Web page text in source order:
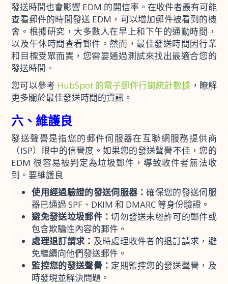
發送時間也會影響 EDM 的開信率。在收件者最有可能
查看郵件的時間發送 EDM，可以增加郵件被看到的機
會。根據研究，大多數人在早上和下午的通勤時間，
以及午休時間查看郵件。然而，最佳發送時間因行業
和目標受眾而異，您需要通過測試來找出最適合您的
發送時間。
您可以參考 HubSpot 的電子郵件行銷統計數據 ，瞭解
更多關於最佳發送時間的資訊。
六、維護良
發送聲譽是指您的郵件伺服器在互聯網服務提供商
（ISP）眼中的信譽度。如果您的發送聲譽不佳，您的
EDM 很容易被判定為垃圾郵件，導致收件者無法收
到。要維護良
使用經過驗證的發送伺服器：確保您的發送伺服
器已通過 SPF、DKIM 和 DMARC 等身份驗證。
避免發送垃圾郵件：切勿發送未經許可的郵件或
包含欺騙性內容的郵件。
處理退訂請求： 及時處理收件者的退訂請求，避
免繼續向他們發送郵件。
監控您的發送聲譽： 定期監控您的發送聲譽，及
時發現並解決問題。